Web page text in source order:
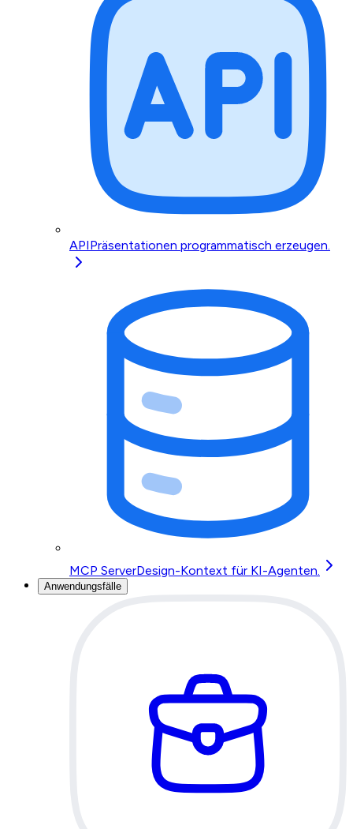
APIPräsentationen programmatisch erzeugen.
MCP ServerDesign-Kontext für KI-Agenten.
Anwendungsfälle